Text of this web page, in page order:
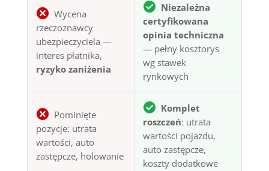
Wycena
rzeczoznawcy
ubezpieczyciela —
interes płatnika,
ryzyko zaniżenia
Niezależna
certyfikowana
opinia techniczna
— pełny kosztorys
wg stawek
rynkowych
Pominięte
pozycje: utrata
wartości, auto
zastępcze, holowanie
Komplet
roszczeń: utrata
wartości pojazdu,
auto zastępcze,
koszty dodatkowe